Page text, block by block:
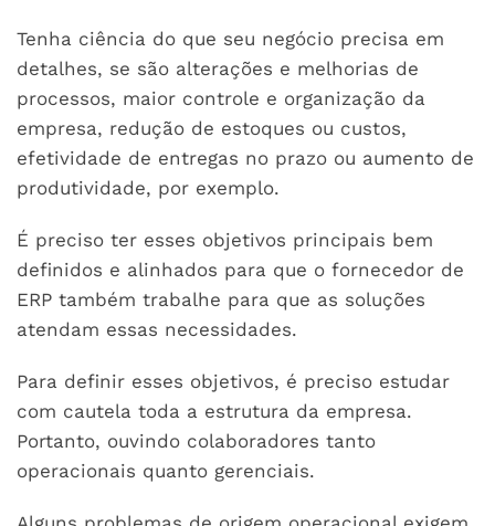
Tenha ciência do que seu negócio precisa em
detalhes, se são alterações e melhorias de
processos, maior controle e organização da
empresa, redução de estoques ou custos,
efetividade de entregas no prazo ou aumento de
produtividade, por exemplo.
É preciso ter esses objetivos principais bem
definidos e alinhados para que o fornecedor de
ERP também trabalhe para que as soluções
atendam essas necessidades.
Para definir esses objetivos, é preciso estudar
com cautela toda a estrutura da empresa.
Portanto, ouvindo colaboradores tanto
operacionais quanto gerenciais.